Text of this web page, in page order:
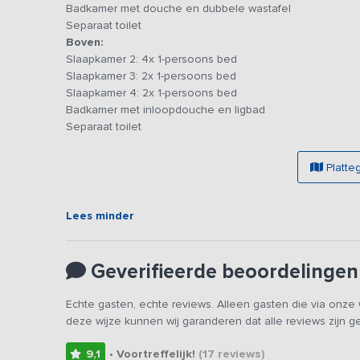
Op de begane grond vind je een 2-persoonskamer,
separaat toilet. Op de eerste verdieping bevinden zich 3
persoonskamers. Tevens is er boven een badkamer
bij aankomst opgemaakt en het gehele pakket van bed-
maken van de aanwezige wasmachine en droger.
De vakantiewoning heeft een privé terras met
tegenover gelegen bos. Bij de vakantiewoning is
overdekte recreatieruimte voor alle gasten met
en klein. De kinderen zijn lekker aan het
Badkamer met douche en dubbele wastafel
Separaat toilet
Boven:
Slaapkamer 2: 4x 1-persoons bed
Slaapkamer 3: 2x 1-persoons bed
Slaapkamer 4: 2x 1-persoons bed
Badkamer met inloopdouche en ligbad
Separaat toilet
Lees minder
Geverifieerde beoordelingen
Echte gasten, echte reviews. Alleen gasten die via
deze wijze kunnen wij garanderen dat alle reviews zijn
9,1 • Voortreffelijk! (17 reviews)